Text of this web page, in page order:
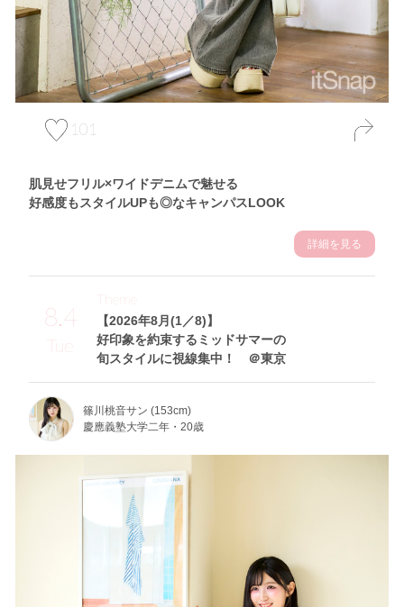
101
肌見せフリル×ワイドデニムで魅せる
好感度もスタイルUPも◎なキャンパスLOOK
詳細を見る
8.4
Tue
【2026年8月(1／8)】
好印象を約束するミッドサマーの
旬スタイルに視線集中！ ＠東京
Theme
篠川桃音サン (153cm)
慶應義塾大学二年・20歳